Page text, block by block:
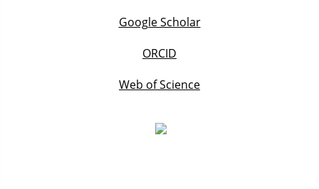
Google Scholar
ORCID
Web of Science